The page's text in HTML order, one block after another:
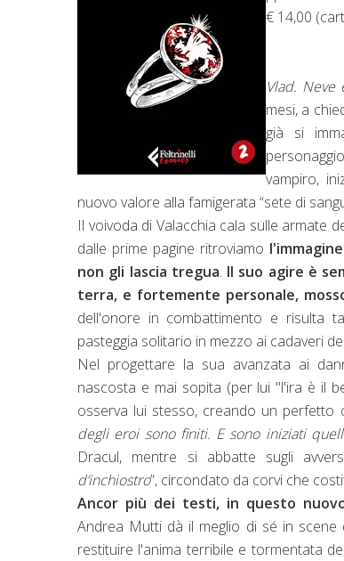
€ 14,00
Vlad. Neve
mesi, a
già si
vampiro,
nuovo valore alla famigerata “sete di
Il voivoda di Valacchia cala sulle armate
dalle prime pagine ritroviamo
non gli lascia tregua. Il suo agire è
terra, e fortemente personale,
dell'onore in combattimento e risulta
pasteggia solitario in mezzo ai cadaveri
Nel progettare la sua avanzata ai
nascosta e mai sopita (per lui "l'ira è il
osserva lui stesso, creando un
degli eroi sono finiti. E sono iniziati
Dracul, mentre si abbatte sugli
d’inchiostro”, circondato da corvi che
Ancor più dei testi, in questo
Andrea Mutti dà il meglio di sé in
restituire l'anima terribile e tormentata